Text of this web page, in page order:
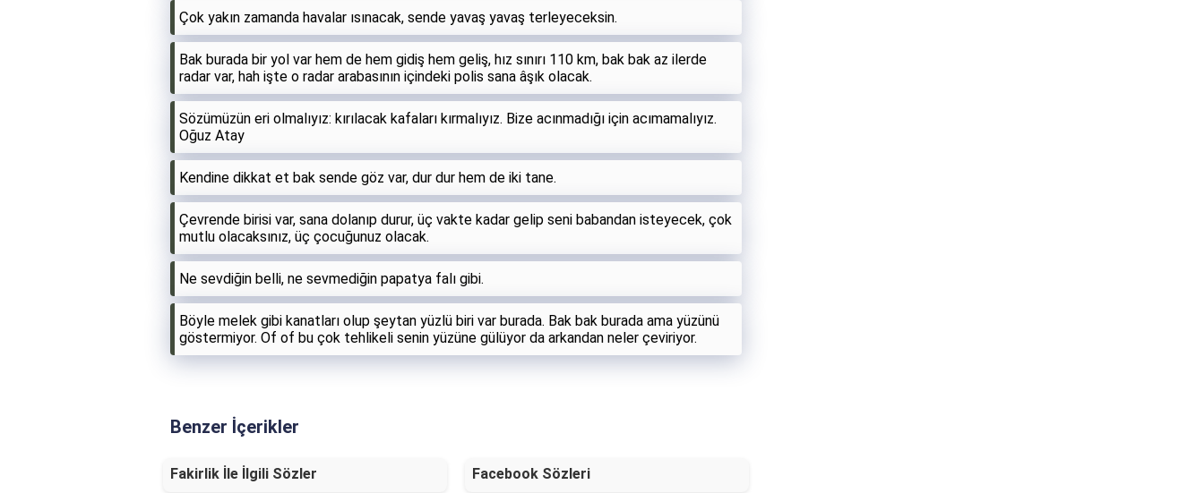
Çok yakın zamanda havalar ısınacak, sende yavaş yavaş terleyeceksin.
Bak burada bir yol var hem de hem gidiş hem geliş, hız sınırı 110 km, bak bak az ilerde
radar var, hah işte o radar arabasının içindeki polis sana âşık olacak.
Sözümüzün eri olmalıyız: kırılacak kafaları kırmalıyız. Bize acınmadığı için acımamalıyız.
Oğuz Atay
Kendine dikkat et bak sende göz var, dur dur hem de iki tane.
Çevrende birisi var, sana dolanıp durur, üç vakte kadar gelip seni babandan isteyecek, çok
mutlu olacaksınız, üç çocuğunuz olacak.
Ne sevdiğin belli, ne sevmediğin papatya falı gibi.
Böyle melek gibi kanatları olup şeytan yüzlü biri var burada. Bak bak burada ama yüzünü
göstermiyor. Of of bu çok tehlikeli senin yüzüne gülüyor da arkandan neler çeviriyor.
Benzer İçerikler
Fakirlik İle İlgili Sözler Facebook Sözleri